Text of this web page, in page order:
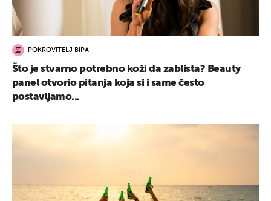
POKROVITELJ BIPA
Što je stvarno potrebno koži da zablista? Beauty
panel otvorio pitanja koja si i same često
postavljamo...